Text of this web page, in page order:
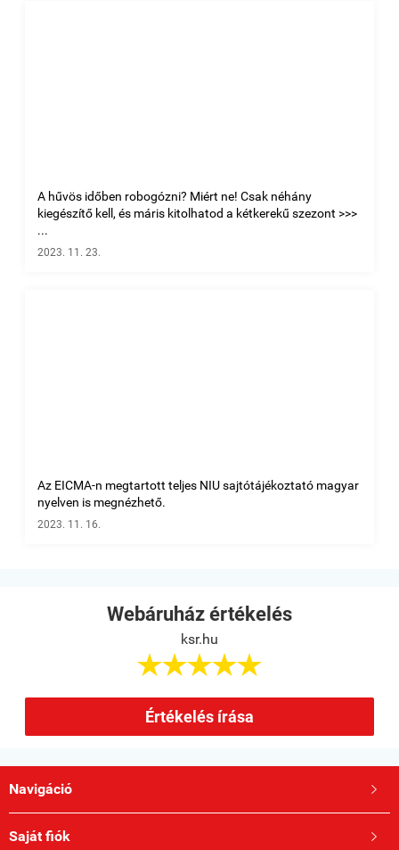
A hűvös időben robogózni? Miért ne! Csak néhány
kiegészítő kell, és máris kitolhatod a kétkerekű szezont >>>
...
2023. 11. 23.
Az EICMA-n megtartott teljes NIU sajtótájékoztató magyar
nyelven is megnézhető.
2023. 11. 16.
Webáruház értékelés
ksr.hu

Értékelés írása
Navigáció 
Saját fiók 